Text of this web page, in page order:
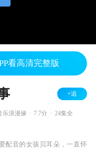
看高清完整版
+追
乐浪漫缘 7.7分 24集全
配音的女孩贝耳朵，一直怀